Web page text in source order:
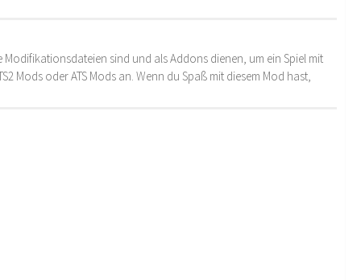
sind und als Addons dienen, um ein Spiel mit
Mods oder ATS Mods an. Wenn du Spaß mit diesem Mod hast,